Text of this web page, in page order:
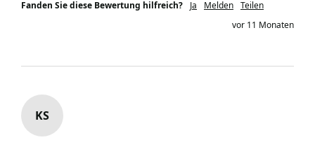
Fanden Sie diese Bewertung hilfreich? Ja Melden Teilen
vor 11 Monaten
KS